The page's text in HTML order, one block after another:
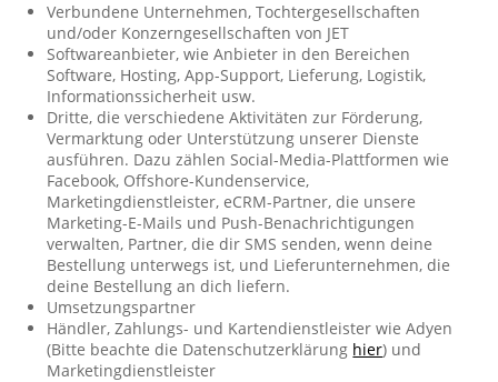
Verbundene Unternehmen, Tochtergesellschaften
und/oder Konzerngesellschaften von JET
Softwareanbieter, wie Anbieter in den Bereichen
Software, Hosting, App-Support, Lieferung, Logistik,
Informationssicherheit usw.
Dritte, die verschiedene Aktivitäten zur Förderung,
Vermarktung oder Unterstützung unserer Dienste
ausführen. Dazu zählen Social-Media-Plattformen wie
Facebook, Offshore-Kundenservice,
Marketingdienstleister, eCRM-Partner, die unsere
Marketing-E-Mails und Push-Benachrichtigungen
verwalten, Partner, die dir SMS senden, wenn deine
Bestellung unterwegs ist, und Lieferunternehmen, die
deine Bestellung an dich liefern.
Umsetzungspartner
Händler, Zahlungs- und Kartendienstleister wie Adyen
(Bitte beachte die Datenschutzerklärung hier) und
Marketingdienstleister